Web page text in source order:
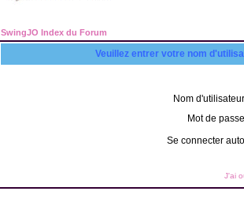
SwingJO Index du Forum
Veuillez entrer votre nom
Nom
Mot de
Se connecter
J'ai